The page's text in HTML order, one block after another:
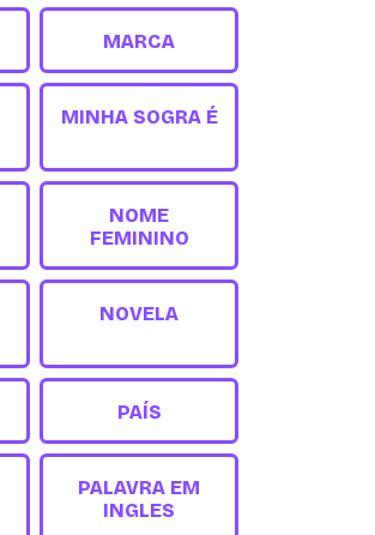
MARCA
MINHA SOGRA É
NOME
FEMININO
NOVELA
PAÍS
PALAVRA EM
INGLES